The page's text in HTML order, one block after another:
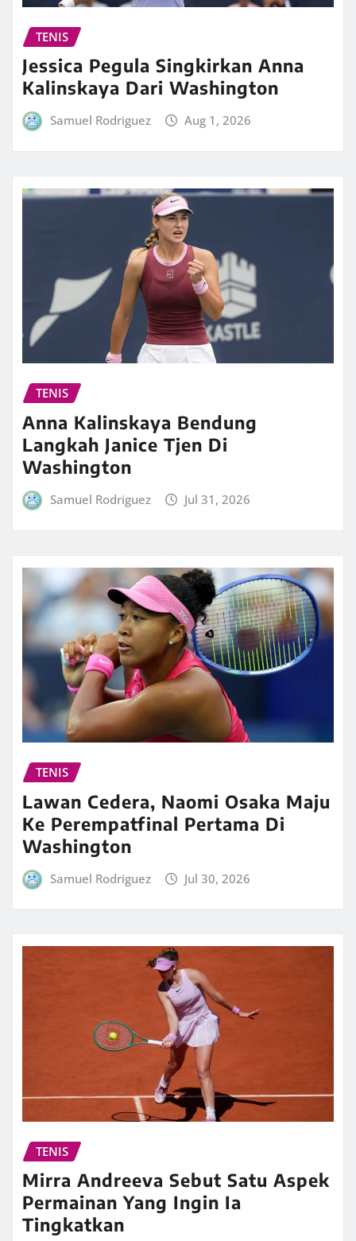
TENIS
Jessica Pegula Singkirkan Anna
Kalinskaya Dari Washington
Samuel Rodriguez Aug 1, 2026
TENIS
Anna Kalinskaya Bendung
Langkah Janice Tjen Di
Washington
Samuel Rodriguez Jul 31, 2026
TENIS
Lawan Cedera, Naomi Osaka Maju
Ke Perempatfinal Pertama Di
Washington
Samuel Rodriguez Jul 30, 2026
TENIS
Mirra Andreeva Sebut Satu Aspek
Permainan Yang Ingin Ia
Tingkatkan